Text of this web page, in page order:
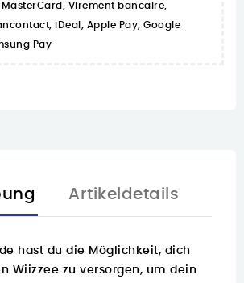
MasterCard, Virement bancaire,
iDeal, Apple Pay, Google
Pay
Artikeldetails
hast du die Möglichkeit, dich
Wiizzee zu versorgen, um dein